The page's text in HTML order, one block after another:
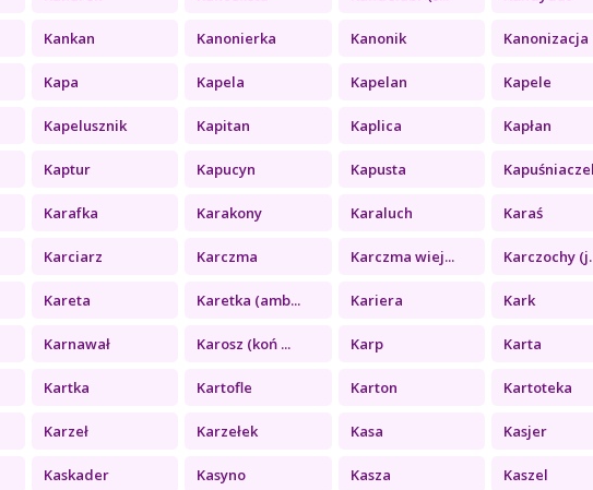
Kankan Kanonierka Kanonik Kanonizacja
Kapa Kapela Kapelan Kapele
Kapelusznik Kapitan Kaplica Kapłan
Kaptur Kapucyn Kapusta
Karafka Karakony Karaluch Karaś
Karciarz Karczma Karczma wiej... Karczochy
Kareta Karetka (amb... Kariera Kark
Karnawał Karosz (koń ... Karp Karta
Kartka Kartofle Karton Kartoteka
Karzeł Karzełek Kasa Kasjer
Kaskader Kasyno Kasza Kaszel